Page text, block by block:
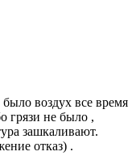
воздух все время
грязи не было ,
зашкаливают.
отказ) .